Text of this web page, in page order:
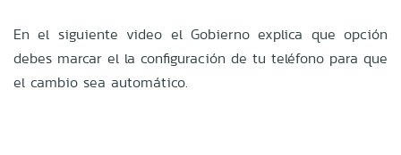
En el siguiente video el Gobierno explica que opción
debes marcar el la configuración de tu teléfono para que
el cambio sea automático.